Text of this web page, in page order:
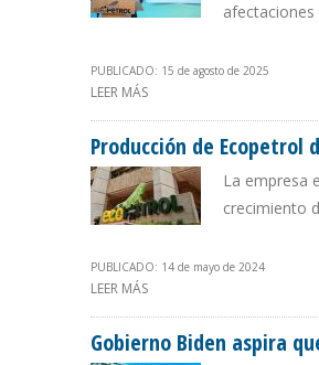
PUBLICADO: 15 de agosto de 2025
LEER MÁS
Producción de Ecopetrol
La empresa
crecimiento
PUBLICADO: 14 de mayo de 2024
LEER MÁS
Gobierno Biden aspira